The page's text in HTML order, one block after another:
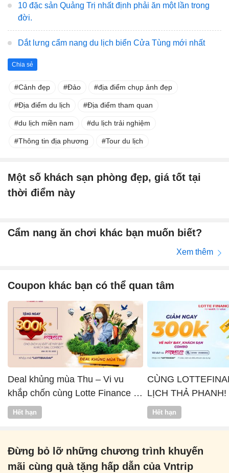
10 đặc sản Quảng Trị nhất định phải ăn một lần trong
đời.
Dắt lưng cẩm nang du lịch biển Cửa Tùng mới nhất
Chia sẻ
Cảnh đẹp Đảo địa điểm chụp ảnh đẹp
Địa điểm du lịch Địa điểm tham quan
du lịch miền nam du lịch trải nghiệm
Thông tin địa phương Tour du lịch
Một số khách sạn phòng đẹp, giá tốt tại
thời điểm này
Cẩm nang ăn chơi khác bạn muốn biết?
Xem thêm
Coupon khác bạn có thể quan tâm
Deal khủng mùa Thu – Vi vu
khắp chốn cùng Lotte Finance x
Vntrip
Hết hạn
CÙNG
LỊCH THẢ PHANH!
Hết hạn
Đừng bỏ lỡ những chương trình khuyến
mãi cùng quà tặng hấp dẫn của Vntrip